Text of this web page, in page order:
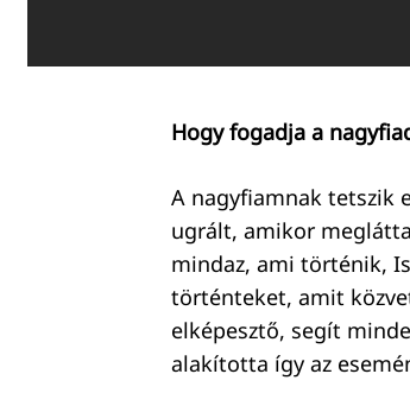
Hogy fogadja a
A nagyfiamnak tetszik
ugrált, amikor
mindaz, ami történik,
történteket, amit
elképesztő, segít
alakította így az